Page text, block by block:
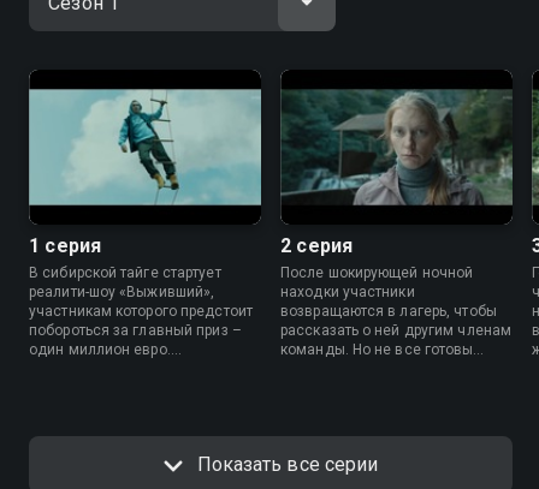
1 серия
В сибирской тайге стартует
реалити-шоу «Выживший»,
участникам которого предстоит
побороться за главный приз –
один миллион евро.
километров вокруг они
попробуют выжить. Игра
2 серия
После шокирующей ночной
находки участники
возвращаются в лагерь, чтобы
рассказать о ней другим членам
команды. Но не все готовы
Показать все серии